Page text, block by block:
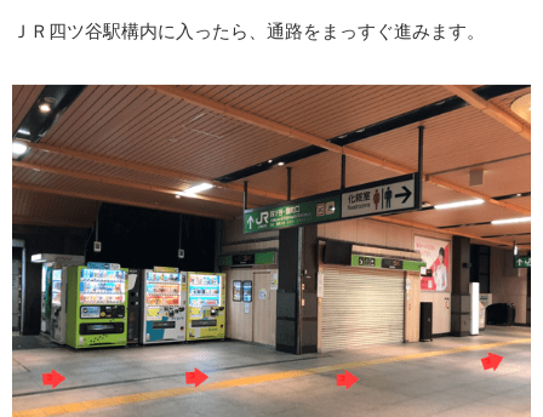
ＪＲ四ツ谷駅構内に入ったら、通路をまっすぐ進みます。